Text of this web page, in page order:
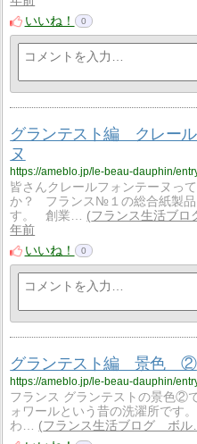
いいね！
0
グランテスト編 クレー
ヌ
皆さんクレールフォンテーヌっ
か？ フランス№１の総合紙製品
す。 創業…
フランス生活ブ
年前
いいね！
0
グランテスト編 景色 ②
フランス グランテストの景色
ォワールという昔の洗濯所で
わ…
フランス生活ブログ ボ